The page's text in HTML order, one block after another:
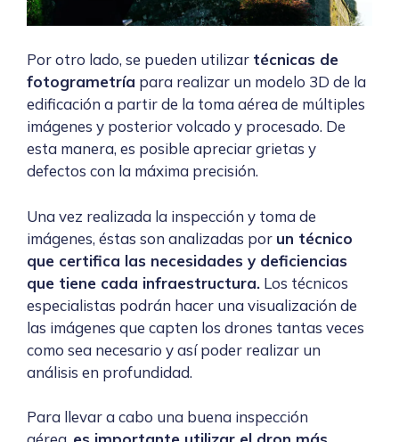
Por otro lado, se pueden utilizar técnicas de
fotogrametría para realizar un modelo 3D de la
edificación a partir de la toma aérea de múltiples
imágenes y posterior volcado y procesado. De
esta manera, es posible apreciar grietas y
defectos con la máxima precisión.
Una vez realizada la inspección y toma de
imágenes, éstas son analizadas por un técnico
que certifica las necesidades y deficiencias
que tiene cada infraestructura. Los técnicos
especialistas podrán hacer una visualización de
las imágenes que capten los drones tantas veces
como sea necesario y así poder realizar un
análisis en profundidad.
Para llevar a cabo una buena inspección